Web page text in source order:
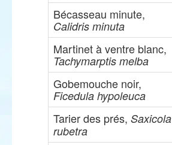
Bécasseau minute,
Calidris minuta
Martinet à ventre blanc,
Tachymarptis melba
Gobemouche noir,
Ficedula hypoleuca
Tarier des prés, Saxicola
rubetra